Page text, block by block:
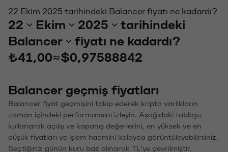
22 Ekim 2025 tarihindeki Balancer fiyatı ne kadardı?
22 Ekim 2025
tarihindeki
Balancer
fiyatı ne kadardı?
₺41,00≈$0,97588842
Balancer geçmiş fiyatları
Balancer fiyat geçmişini takip ederek kripto varlıkların
zaman içindeki performansını izleyin. Aşağıdaki tabloyu
kullanarak açılış ve kapanış değerlerini, en yüksek ve en
düşük fiyatları ve işlem hacmini kolayca görüntüleyebilirsiniz.
Seçtiğiniz günün kuru baz alınarak TL'ye çevrilmiştir.